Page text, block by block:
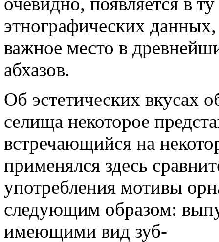
этнографических данных,
важное место в
абхазов.
Об эстетических вкусах
селища некоторое
встречающийся на
применялся здесь
употребления мотивы
следующим образом:
имеющими вид зуб-